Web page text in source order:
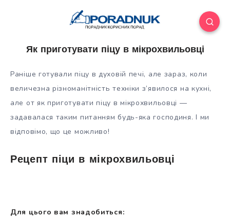
Як приготувати піцу в мікрохвильовці
Раніше готували піцу в духовій печі, але зараз, коли
величезна різноманітність техніки з’явилося на кухні,
але от як приготувати піцу в мікрохвильовці —
задавалася таким питанням будь-яка господиня. І ми
відповімо, що це можливо!
Рецепт піци в мікрохвильовці
Для цього вам знадобиться: